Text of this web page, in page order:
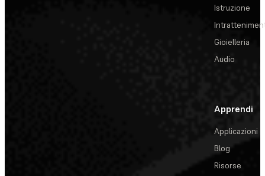
Istruzione
Gioielleria
Audio
Apprendi
Applicazioni
Blog
Risorse